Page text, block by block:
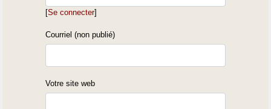
[Se connecter]
Courriel (non publié)
Votre site web